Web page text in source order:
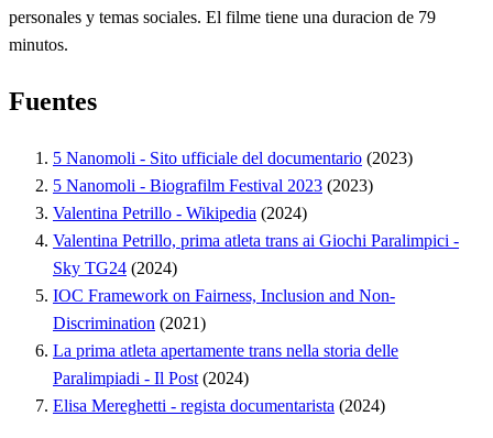
personales y temas sociales. El filme tiene una duracion de 79
minutos.
Fuentes
5 Nanomoli - Sito ufficiale del documentario (2023)
5 Nanomoli - Biografilm Festival 2023 (2023)
Valentina Petrillo - Wikipedia (2024)
Valentina Petrillo, prima atleta trans ai Giochi Paralimpici -
Sky TG24 (2024)
IOC Framework on Fairness, Inclusion and Non-
Discrimination (2021)
La prima atleta apertamente trans nella storia delle
Paralimpiadi - Il Post (2024)
Elisa Mereghetti - regista documentarista (2024)